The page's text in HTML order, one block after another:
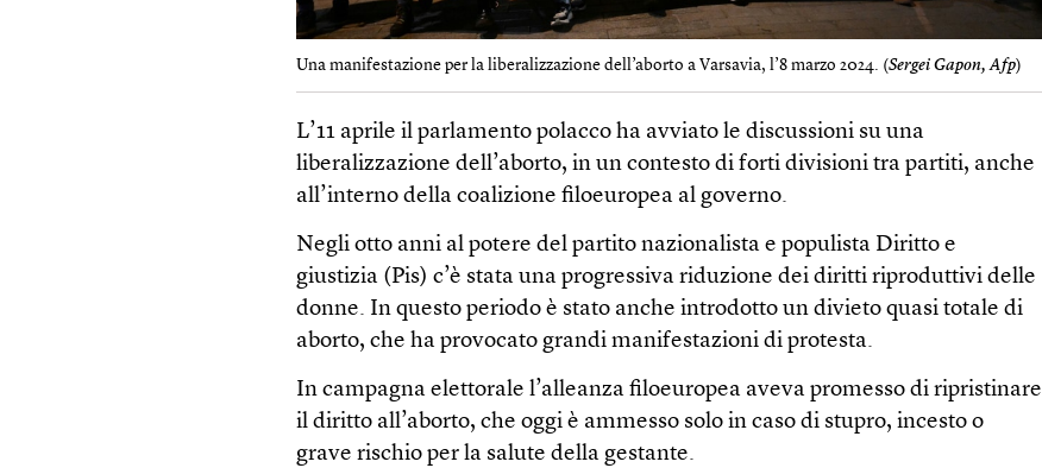
Una manifestazione per la liberalizzazione dell’aborto a Varsavia, l’8 marzo 2024. (Sergei Gapon, Afp)
L’11 aprile il parlamento polacco ha avviato le discussioni su una
liberalizzazione dell’aborto, in un contesto di forti divisioni tra partiti, anche
all’interno della coalizione filoeuropea al governo.
Negli otto anni al potere del partito nazionalista e populista Diritto e
giustizia (Pis) c’è stata una progressiva riduzione dei diritti riproduttivi delle
donne. In questo periodo è stato anche introdotto un divieto quasi totale di
aborto, che ha provocato grandi manifestazioni di protesta.
In campagna elettorale l’alleanza filoeuropea aveva promesso di ripristinare
il diritto all’aborto, che oggi è ammesso solo in caso di stupro, incesto o
grave rischio per la salute della gestante.